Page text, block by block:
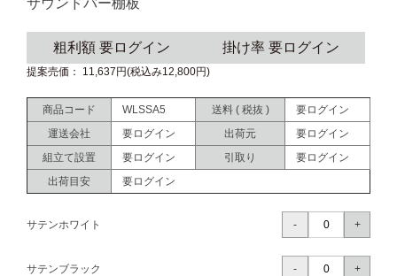
サウンドバー棚板
粗利額 要ログイン 掛け率 要ログイン
提案売価： 11,637円(税込み12,800円)
商品コード WLSSA5 送料 ( 税抜 )
要ログイン
運送会社
要ログイン 出荷元
要ログイン
組立て設置
要ログイン 引取り
要ログイン
出荷目安
要ログイン
サテンホワイト
サテンブラック